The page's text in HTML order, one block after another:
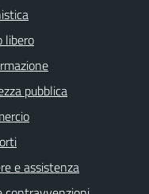
libero
pubblica
e assistenza